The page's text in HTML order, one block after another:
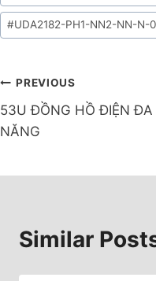
#UDA2182-PH1-NN2-NN-N-
PREVIOUS
53U ĐỒNG HỒ ĐIỆN ĐA
NĂNG
Similar